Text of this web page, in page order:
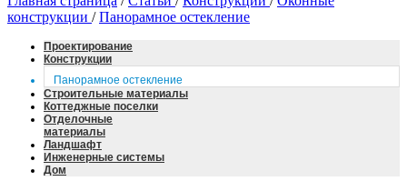
конструкции / Панорамное остекление
Проектирование
Конструкции
Панорамное остекление
Строительные материалы
Коттеджные поселки
Отделочные
материалы
Ландшафт
Инженерные системы
Дом